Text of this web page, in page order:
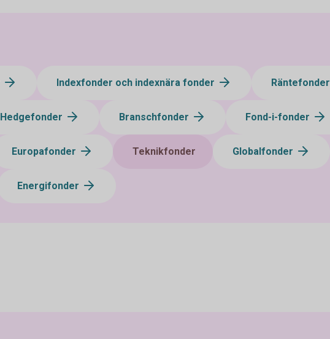
Indexfonder och indexnära fonder Räntefonder
Hedgefonder Branschfonder Fond-i-fonder
Europafonder Teknikfonder Globalfonder
Energifonder